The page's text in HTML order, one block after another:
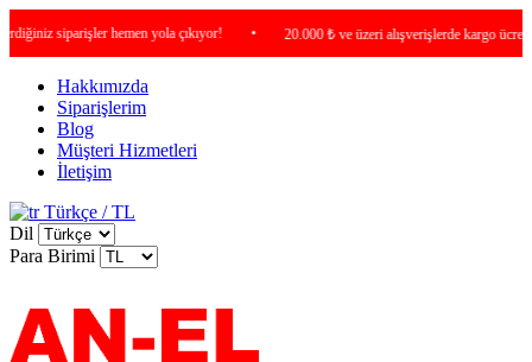
siparişler hemen yola çıkıyor! 20.000 ₺ ve üzeri alışverişlerde kargo ücretsiz !
Hakkımızda
Siparişlerim
Blog
Müşteri Hizmetleri
İletişim
Türkçe / TL
Dil
Para Birimi